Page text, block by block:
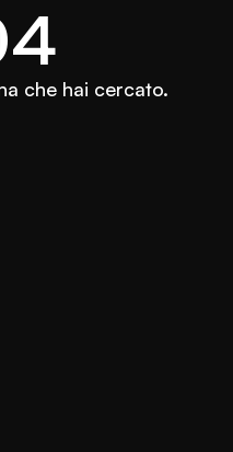
che hai cercato.